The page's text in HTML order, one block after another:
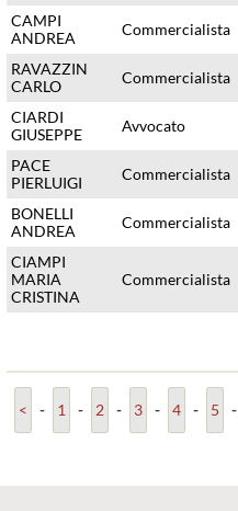
CAMPI
ANDREA
Commercialista
RAVAZZIN
CARLO
Commercialista
CIARDI
GIUSEPPE
Avvocato
PACE
PIERLUIGI
Commercialista
BONELLI
ANDREA
Commercialista
CIAMPI
MARIA
CRISTINA
Commercialista
< - 1 - 2 - 3 - 4 - 5 -